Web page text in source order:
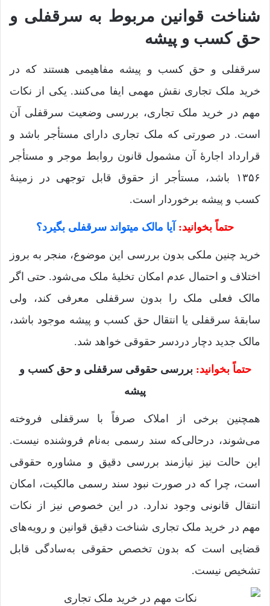
شناخت قوانین مربوط به سرقفلی و
حق کسب و پیشه
سرقفلی و حق کسب و پیشه مفاهیمی هستند که در
خرید ملک تجاری نقش مهمی ایفا می‌کنند. یکی از نکات
مهم در خرید ملک تجاری، بررسی وضعیت سرقفلی آن
است. در صورتی که ملک تجاری دارای مستأجر باشد و
قرارداد اجارۀ آن مشمول قانون روابط موجر و مستأجر
۱۳۵۶ باشد، مستأجر از حقوق قابل توجهی در زمینۀ
کسب و پیشه برخوردار است.
حتماً بخوانید: آیا مالک میتواند سرقفلی بگیرد؟
خرید چنین ملکی بدون بررسی این موضوع، منجر به بروز
اختلاف و احتمال عدم امکان تخلیۀ ملک می‌شود. حتی اگر
مالک فعلی ملک را بدون سرقفلی معرفی کند، ولی
سابقۀ سرقفلی یا انتقال حق کسب و پیشه موجود باشد،
مالک جدید دچار دردسر حقوقی خواهد شد.
حتماً بخوانید: بررسی حقوقی سرقفلی و حق کسب و
پیشه
همچنین برخی از املاک صرفاً با سرقفلی فروخته
می‌شوند، درحالی‌که سند رسمی به‌نام فروشنده نیست.
این حالت نیز نیازمند بررسی دقیق و مشاوره حقوقی
است، چرا که در صورت نبود سند رسمی مالکیت، امکان
انتقال قانونی وجود ندارد. در این خصوص نیز از نکات
مهم در خرید ملک تجاری شناخت دقیق قوانین و رویه‌های
قضایی است که بدون تخصص حقوقی به‌سادگی قابل
تشخیص نیست.